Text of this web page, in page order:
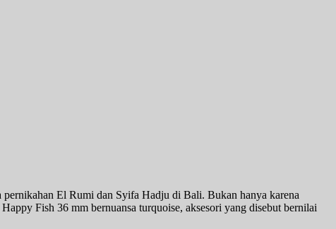
El Rumi dan Syifa Hadju di Bali. Bukan hanya karena
Fish 36 mm bernuansa turquoise, aksesori yang disebut bernilai